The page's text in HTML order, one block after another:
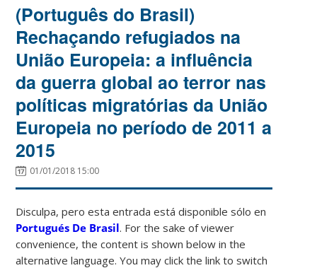
(Português do Brasil)
Rechaçando refugiados na
União Europeia: a influência
da guerra global ao terror nas
políticas migratórias da União
Europeia no período de 2011 a
2015
01/01/2018 15:00
Disculpa, pero esta entrada está disponible sólo en
Portugués De Brasil. For the sake of viewer
convenience, the content is shown below in the
alternative language. You may click the link to switch